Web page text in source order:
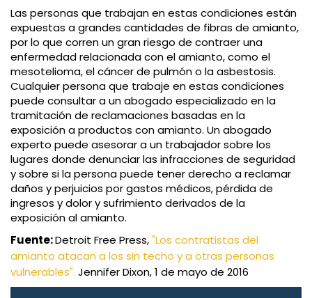
Las personas que trabajan en estas condiciones están
expuestas a grandes cantidades de fibras de amianto,
por lo que corren un gran riesgo de contraer una
enfermedad relacionada con el amianto, como el
mesotelioma, el cáncer de pulmón o la asbestosis.
Cualquier persona que trabaje en estas condiciones
puede consultar a un abogado especializado en la
tramitación de reclamaciones basadas en la
exposición a productos con amianto. Un abogado
experto puede asesorar a un trabajador sobre los
lugares donde denunciar las infracciones de seguridad
y sobre si la persona puede tener derecho a reclamar
daños y perjuicios por gastos médicos, pérdida de
ingresos y dolor y sufrimiento derivados de la
exposición al amianto.
Fuente:Detroit Free Press,"Los contratistas del
amianto atacan a los sin techo y a otras personas
vulnerables". Jennifer Dixon, 1 de mayo de 2016